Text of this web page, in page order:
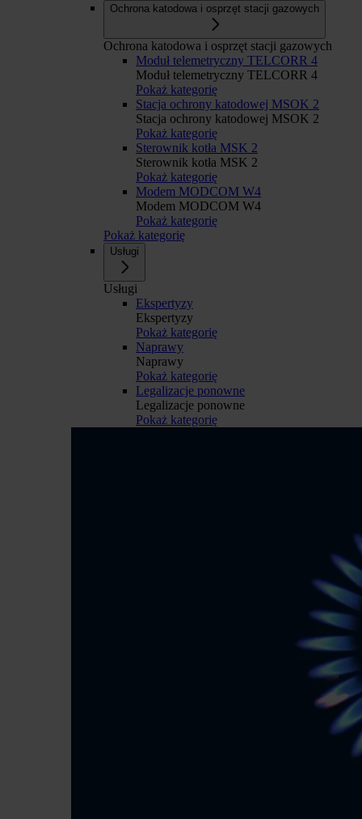
Ochrona katodowa i osprzęt stacji gazowych
Ochrona katodowa i osprzęt stacji gazowych
Moduł telemetryczny TELCORR 4
Moduł telemetryczny TELCORR 4
Pokaż kategorię
Stacja ochrony katodowej MSOK 2
Stacja ochrony katodowej MSOK 2
Pokaż kategorię
Sterownik kotła MSK 2
Sterownik kotła MSK 2
Pokaż kategorię
Modem MODCOM W4
Modem MODCOM W4
Pokaż kategorię
Pokaż kategorię
Usługi
Usługi
Ekspertyzy
Ekspertyzy
Pokaż kategorię
Naprawy
Naprawy
Pokaż kategorię
Legalizacje ponowne
Legalizacje ponowne
Pokaż kategorię